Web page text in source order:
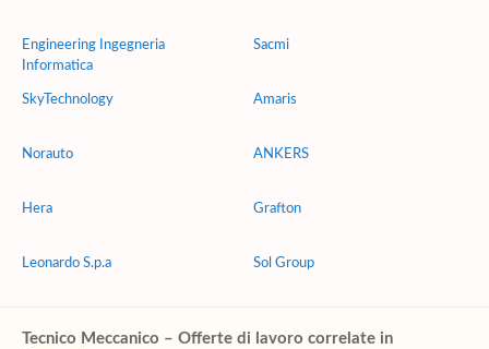
Engineering Ingegneria
Informatica
SkyTechnology
Norauto
Hera
Leonardo S.p.a
Sacmi
Amaris
ANKERS
Grafton
Sol Group
Tecnico Meccanico – Offerte di lavoro correlate in